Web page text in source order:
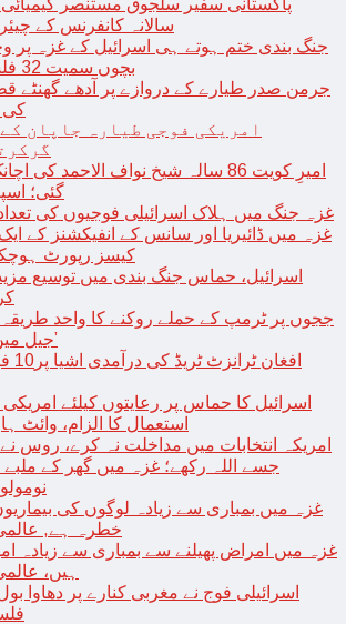
پاکستانی سفیر سلجوق مستنصر
سالانہ کانفرنس کے
جنگ بندی ختم ہوتے ہی اسرائیل کے غزہ پر
بچوں سمیت 32 فلسطینی شہید
جرمن صدر طیارے کے دروازے پر آدھے گھنٹے
کی
امریکی فوجی طیارہ جاپان
امیرِ کویت 86 سالہ شیخ نواف الاحمد
گئی؛
غزہ جنگ میں ہلاک اسرائیلی فوجیوں کی تعداد 395
غزہ میں ڈائیریا اور سانس کے انفیکشنز کے
کیسز رپورٹ
اسرائیل، حماس جنگ بندی میں توسیع
جیل میں ڈال دیا جائے’
اسرائیل کا حماس پر رعایتوں کیلئے
استعمال کا الزام، وائٹ
امریکہ انتخابات میں مداخلت نہ کرے، روس نے
غزہ میں بمباری سے زیادہ لوگوں کی
خطرہ ہے,
غزہ میں امراض پھیلنے سے بمباری سے زیادہ
ہیں،
اسرائیلی فوج نے مغربی کنارے پر دھاوا